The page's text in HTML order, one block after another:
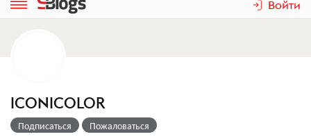
Войти
ICONICOLOR
Подписаться Пожаловаться